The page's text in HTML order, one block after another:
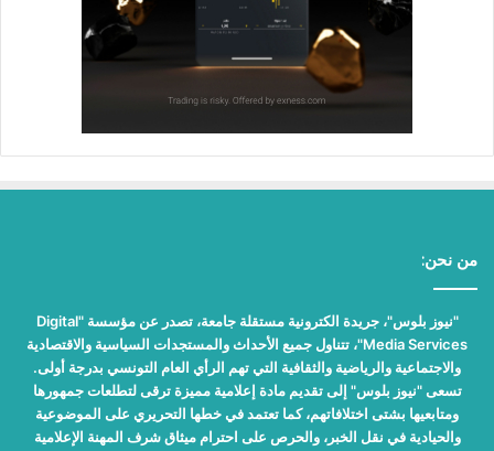
من نحن:
"نيوز بلوس"، جريدة الكترونية مستقلة جامعة، تصدر عن مؤسسة "Digital
Media Services"، تتناول جميع الأحداث والمستجدات السياسية والاقتصادية
والاجتماعية والرياضية والثقافية التي تهم الرأي العام التونسي بدرجة أولى.
تسعى "نيوز بلوس" إلى تقديم مادة إعلامية مميزة ترقى لتطلعات جمهورها
ومتابعيها بشتى اختلافاتهم، كما تعتمد في خطها التحريري على الموضوعية
والحيادية في نقل الخبر، والحرص على احترام ميثاق شرف المهنة الإعلامية